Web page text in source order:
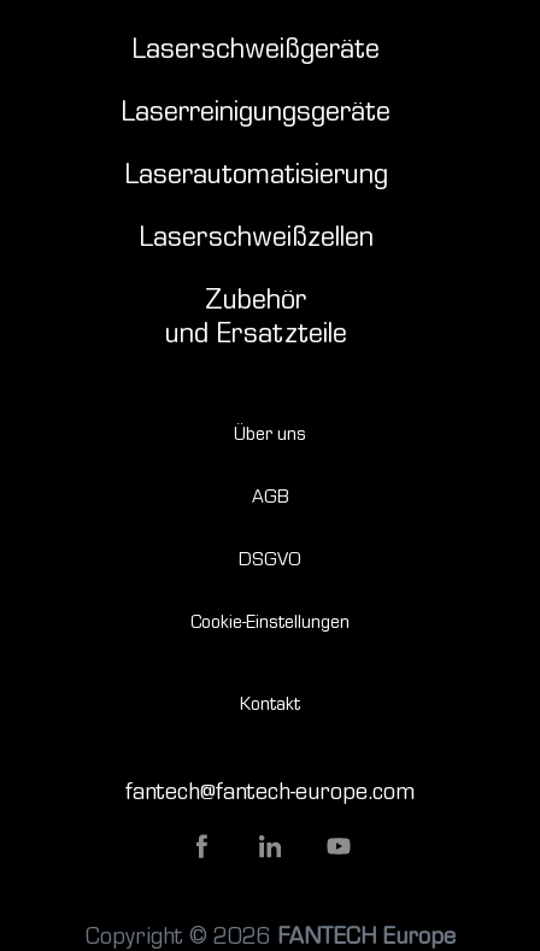
Laserschweißgeräte
Laserreinigungsgeräte
Laserautomatisierung
Laserschweißzellen
Zubehör
und Ersatzteile
Über uns
AGB
DSGVO
Cookie-Einstellungen
Kontakt
fantech@fantech-europe.com
Copyright © 2026 FANTECH Europe